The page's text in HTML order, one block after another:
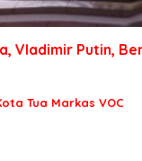
Vladimir Putin,
Tua Markas VOC